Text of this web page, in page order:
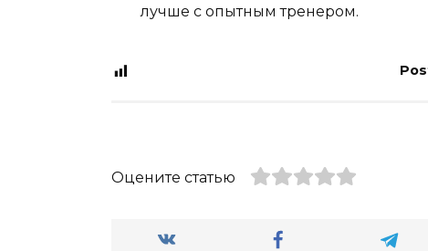
лучше с опытным тренером.
Оцените статью